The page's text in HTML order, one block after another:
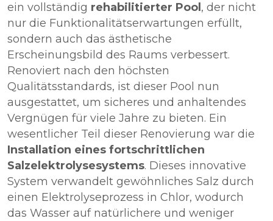
ein vollständig rehabilitierter Pool , der nicht
nur die Funktionalitätserwartungen erfüllt,
sondern auch das ästhetische
Erscheinungsbild des Raums verbessert.
Renoviert nach den höchsten
Qualitätsstandards, ist dieser Pool nun
ausgestattet, um sicheres und anhaltendes
Vergnügen für viele Jahre zu bieten. Ein
wesentlicher Teil dieser Renovierung war die
Installation eines fortschrittlichen
Salzelektrolysesystems. Dieses innovative
System verwandelt gewöhnliches Salz durch
einen Elektrolyseprozess in Chlor, wodurch
das Wasser auf natürlichere und weniger